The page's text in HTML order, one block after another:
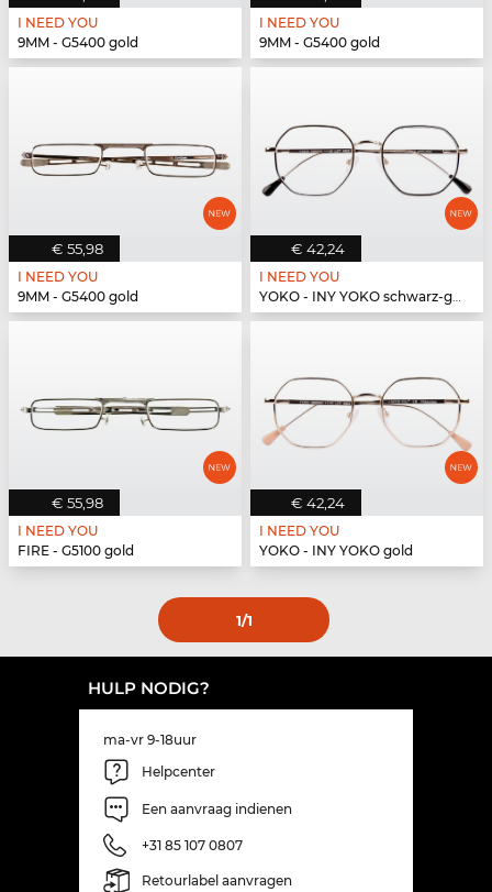
I NEED YOU
9MM - G5400 gold
I NEED YOU
9MM - G5400 gold
€ 55,98
I NEED YOU
9MM - G5400 gold
€ 42,24
I NEED YOU
YOKO - INY YOKO schwarz-gold
€ 55,98
I NEED YOU
FIRE - G5100 gold
€ 42,24
I NEED YOU
YOKO - INY YOKO gold
1/1
HULP NODIG?
ma-vr 9-18uur
Helpcenter
Een aanvraag indienen
+31 85 107 0807
Retourlabel aanvragen